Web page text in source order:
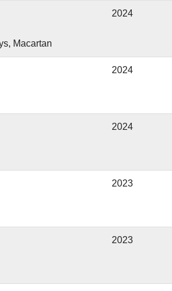
Macartan
2024
2024
2024
2023
2023